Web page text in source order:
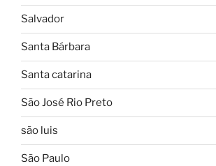
Salvador
Santa Bárbara
Santa catarina
São José Rio Preto
são luis
São Paulo